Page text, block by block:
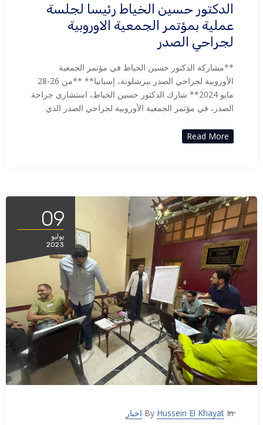
الدكتور حسين الخياط رئيسا لجلسة
عملية بمؤتمر الجمعية الاوروبية
لجراحي الصدر
**مشاركة الدكتور حسين الخياط في مؤتمر الجمعية
الأوروبية لجراحي الصدر ببرشلونة، إسبانيا** **من 26-28
مايو 2024** شارك الدكتور حسين الخياط، استشاري جراحة
الصدر، في مؤتمر الجمعية الأوروبية لجراحي الصدر الذي
Read More
09
يوليو
2023
By Hussein El Khayat In اخبار